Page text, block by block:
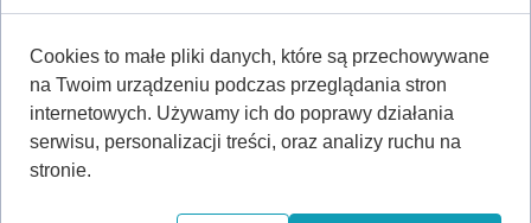
Cookies to małe pliki danych, które są przechowywane
na Twoim urządzeniu podczas przeglądania stron
internetowych. Używamy ich do poprawy działania
serwisu, personalizacji treści, oraz analizy ruchu na
stronie.